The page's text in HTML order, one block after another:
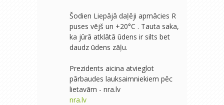
Šodien Liepājā daļēji apmācies R
puses vējš un +20°C . Tauta saka,
ka jūrā atklātā ūdens ir silts bet
daudz ūdens zāļu.
Prezidents aicina atvieglot
pārbaudes lauksaimniekiem pēc
lietavām - nra.lv
nra.lv